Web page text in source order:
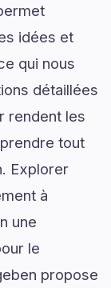
idées et
qui nous
détaillées
rendent les
tout
Explorer
à
une
le
propose